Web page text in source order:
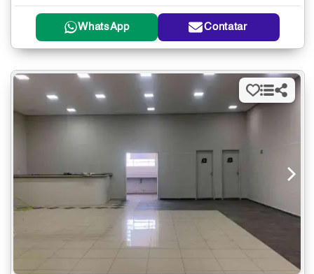
WhatsApp Contatar